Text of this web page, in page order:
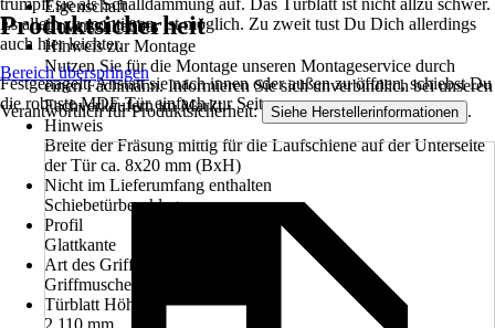
Eigenschaft
Unverschließbar
Hinweis zur Montage
Nutzen Sie für die Montage unseren Montageservice durch
einen Fachmann. Informieren Sie sich unverbindlich bei unseren
Fachverkäufern im Markt.
Hinweis
Breite der Fräsung mittig für die Laufschiene auf der Unterseite
der Tür ca. 8x20 mm (BxH)
Nicht im Lieferumfang enthalten
Schiebetürbeschlag
Profil
Glattkante
Art des Griffs
Griffmuschel
Türblatt Höhe
2.110 mm
trumpft sie als Schalldämmung auf. Das Türblatt ist nicht allzu schwer.
Es allein zu montieren, ist möglich. Zu zweit tust Du Dich allerdings
auch hier leichter.
Festgenagelt: Anstatt sie nach innen oder außen zu öffnen, schiebst Du
die robuste MDF-Tür einfach zur Seite.
Produktsicherheit
Bereich überspringen
Verantwortlich für Produktsicherheit: Siehe Herstellerinformationen .